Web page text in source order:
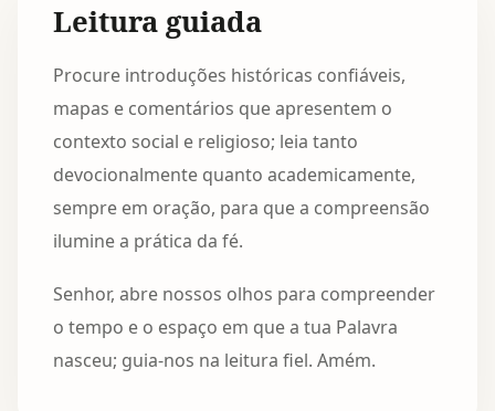
Leitura guiada
Procure introduções históricas confiáveis,
mapas e comentários que apresentem o
contexto social e religioso; leia tanto
devocionalmente quanto academicamente,
sempre em oração, para que a compreensão
ilumine a prática da fé.
Senhor, abre nossos olhos para compreender
o tempo e o espaço em que a tua Palavra
nasceu; guia-nos na leitura fiel. Amém.